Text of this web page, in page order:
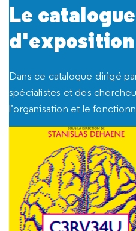
Le catalogue
d'exposition
Dans ce catalogue dirigé
spécialistes et des
l’organisation et le